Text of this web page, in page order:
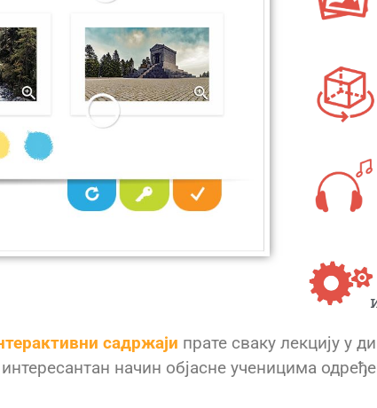
садржаји прате сваку лекцију у
начин објасне ученицима